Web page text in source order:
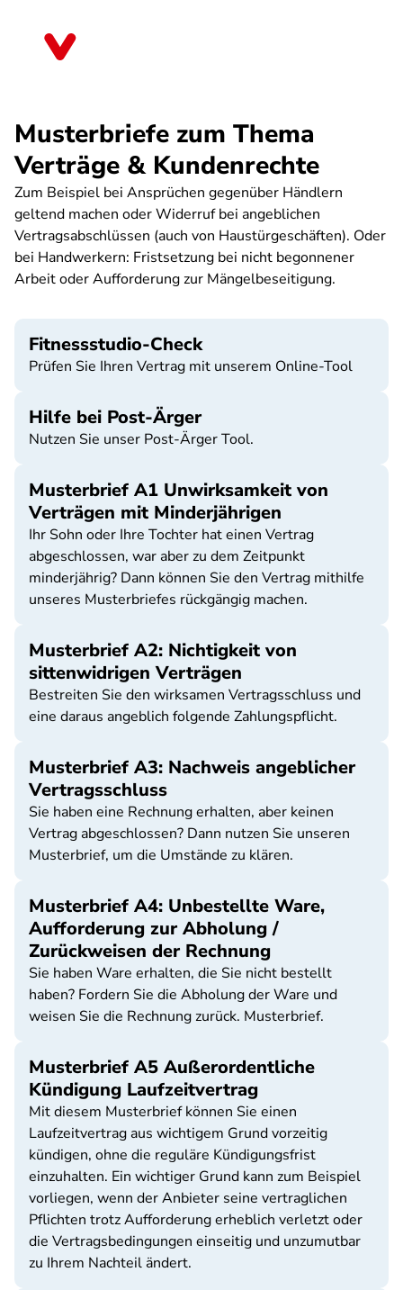
Musterbriefe zum Thema
Verträge & Kundenrechte
Zum Beispiel bei Ansprüchen gegenüber Händlern
geltend machen oder Widerruf bei angeblichen
Vertragsabschlüssen (auch von Haustürgeschäften). Oder
bei Handwerkern: Fristsetzung bei nicht begonnener
Arbeit oder Aufforderung zur Mängelbeseitigung.
Fitnessstudio-Check
Prüfen Sie Ihren Vertrag mit unserem Online-Tool
Hilfe bei Post-Ärger
Nutzen Sie unser Post-Ärger Tool.
Musterbrief A1 Unwirksamkeit von
Verträgen mit Minderjährigen
Ihr Sohn oder Ihre Tochter hat einen Vertrag
abgeschlossen, war aber zu dem Zeitpunkt
minderjährig? Dann können Sie den Vertrag mithilfe
unseres Musterbriefes rückgängig machen.
Musterbrief A2: Nichtigkeit von
sittenwidrigen Verträgen
Bestreiten Sie den wirksamen Vertragsschluss und
eine daraus angeblich folgende Zahlungspflicht.
Musterbrief A3: Nachweis angeblicher
Vertragsschluss
Sie haben eine Rechnung erhalten, aber keinen
Vertrag abgeschlossen? Dann nutzen Sie unseren
Musterbrief, um die Umstände zu klären.
Musterbrief A4: Unbestellte Ware,
Aufforderung zur Abholung /
Zurückweisen der Rechnung
Sie haben Ware erhalten, die Sie nicht bestellt
haben? Fordern Sie die Abholung der Ware und
weisen Sie die Rechnung zurück. Musterbrief.
Musterbrief A5 Außerordentliche
Kündigung Laufzeitvertrag
Mit diesem Musterbrief können Sie einen
Laufzeitvertrag aus wichtigem Grund vorzeitig
kündigen, ohne die reguläre Kündigungsfrist
einzuhalten. Ein wichtiger Grund kann zum Beispiel
vorliegen, wenn der Anbieter seine vertraglichen
Pflichten trotz Aufforderung erheblich verletzt oder
die Vertragsbedingungen einseitig und unzumutbar
zu Ihrem Nachteil ändert.